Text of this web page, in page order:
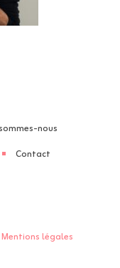
nous
Contact
Mentions légales